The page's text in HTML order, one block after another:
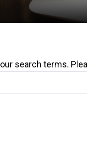
search terms.